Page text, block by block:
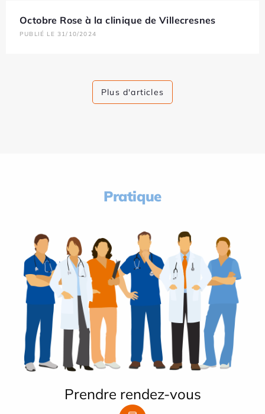
Octobre Rose à la clinique de Villecresnes
PUBLIÉ LE 31/10/2024
Plus d'articles
Pratique
Prendre rendez-vous